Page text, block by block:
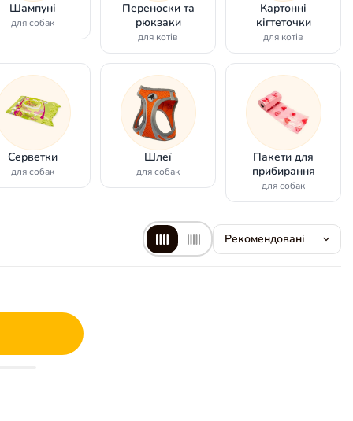
Шампуні
для собак
Переноски та
рюкзаки
для котів
Картонні
кігтеточки
для котів
Серветки
для собак
Шлеї
для собак
Пакети для
прибирання
для собак